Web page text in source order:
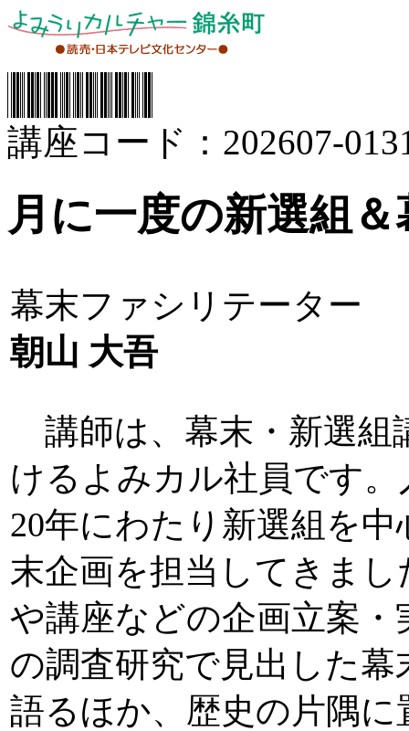
講座コード：202607-
月に一度の新選組
幕末ファシリテーター
朝山 大吾
講師は、幕末・新選組
けるよみカル社員です。
20年にわたり新選組を
末企画を担当してきま
や講座などの企画立案・
の調査研究で見出した幕
語るほか、歴史の片隅に